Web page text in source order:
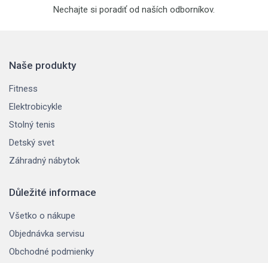
Nechajte si poradiť od naších odborníkov.
Naše produkty
Fitness
Elektrobicykle
Stolný tenis
Detský svet
Záhradný nábytok
Důležité informace
Všetko o nákupe
Objednávka servisu
Obchodné podmienky